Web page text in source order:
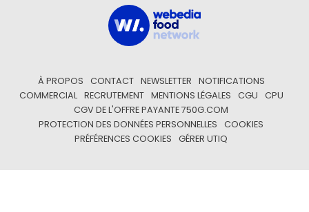
À PROPOS CONTACT NEWSLETTER
NOTIFICATIONS
COMMERCIAL
RECRUTEMENT MENTIONS LÉGALES CGU
CPU
CGV DE L'OFFRE PAYANTE 750G.COM
PROTECTION DES DONNÉES PERSONNELLES
COOKIES
PRÉFÉRENCES COOKIES
GÉRER UTIQ